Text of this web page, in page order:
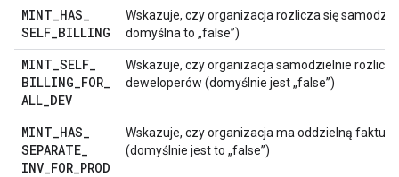
MINT HAS
SELF BILLING
Wskazuje, czy organizacja rozlicza się
domyślna to „false”)
MINT SELF
BILLING FOR
ALL DEV
Wskazuje, czy organizacja samodzielnie
deweloperów (domyślnie jest „false”)
MINT HAS
SEPARATE
INV FOR PROD
Wskazuje, czy organizacja ma oddzielną
(domyślnie jest to „false”)